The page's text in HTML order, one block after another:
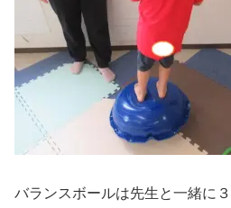
バランスボールは先生と一緒に